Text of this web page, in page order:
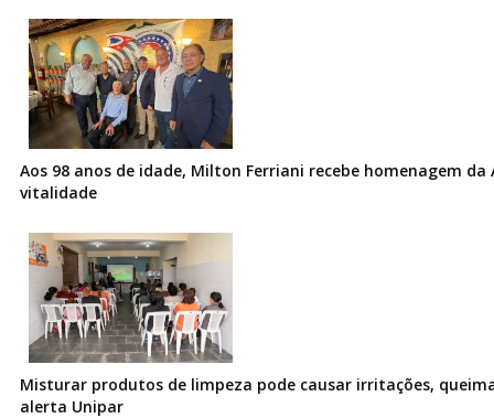
Aos 98 anos de idade, Milton Ferriani recebe homenagem da
vitalidade
Misturar produtos de limpeza pode causar irritações,
alerta Unipar